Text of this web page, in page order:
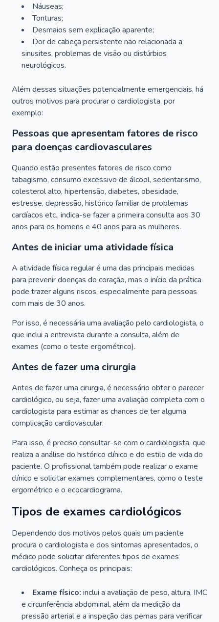
Náuseas;
Tonturas;
Desmaios sem explicação aparente;
Dor de cabeça persistente não relacionada a
sinusites, problemas de visão ou distúrbios
neurológicos.
Além dessas situações potencialmente emergenciais, há
outros motivos para procurar o cardiologista, por
exemplo:
Pessoas que apresentam fatores de risco
para doenças cardiovasculares
Quando estão presentes fatores de risco como
tabagismo, consumo excessivo de álcool, sedentarismo,
colesterol alto, hipertensão, diabetes, obesidade,
estresse, depressão, histórico familiar de problemas
cardíacos etc., indica-se fazer a primeira consulta aos 30
anos para os homens e 40 anos para as mulheres.
Antes de iniciar uma atividade física
A atividade física regular é uma das principais medidas
para prevenir doenças do coração, mas o início da prática
pode trazer alguns riscos, especialmente para pessoas
com mais de 30 anos.
Por isso, é necessária uma avaliação pelo cardiologista, o
que inclui a entrevista durante a consulta, além de
exames (como o teste ergométrico).
Antes de fazer uma cirurgia
Antes de fazer uma cirurgia, é necessário obter o parecer
cardiológico, ou seja, fazer uma avaliação completa com o
cardiologista para estimar as chances de ter alguma
complicação cardiovascular.
Para isso, é preciso consultar-se com o cardiologista, que
realiza a análise do histórico clínico e do estilo de vida do
paciente. O profissional também pode realizar o exame
clínico e solicitar exames complementares, como o teste
ergométrico e o ecocardiograma.
Tipos de exames cardiológicos
Dependendo dos motivos pelos quais um paciente
procura o cardiologista e dos sintomas apresentados, o
médico pode solicitar diferentes tipos de exames
cardiológicos. Conheça os principais:
Exame físico: inclui a avaliação de peso, altura, IMC
e circunferência abdominal, além da medição da
pressão arterial e a inspeção das pernas para verificar